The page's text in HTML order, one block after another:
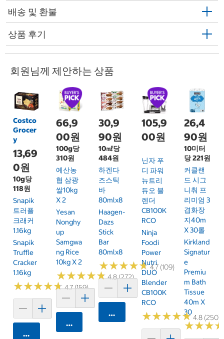
배송 및 환불
상품 후기
회원님께 제안하는 상품
Costco
Grocer
y
13,69
0원
10g당
118원
Snapik
트러플
크래커
1.16kg
Snapik
Truffle
Cracker
1.16kg
★★★★★
★★★★★4.7 (159)
카트에 담기
66,9
00원
100g당
310원
예산농
협 삼광
쌀10kg
X 2
Yesan
Nonghy
Up
Samgwa
Ng Rice
10kg X 2
★★★★★
★★★★★4.8 (272)
카트에 담기
30,9
90원
10㎖당
484원
하겐다
즈스틱
바
80mlx8
Haagen-
Dazs
Stick
Bar
80mlx8
★★★★★
★★★★★4.7 (109)
카트에 담기
105,9
00원
닌자 푸
디 파워
뉴트리
듀오 블
렌더
CB100K
RCO
Ninja
Foodi
Power
Nutri
DUO
Blender
CB100K
RCO
★★★★★
★★★★★4.8 (250)
26,4
90원
10미터
당 221원
커클랜
드 시그
니춰 프
리미엄 3
겹화장
지40m
X 30롤
Kirkland
Signatur
E
Premiu
M Bath
Tissue
40m X
30
★★★
★★★